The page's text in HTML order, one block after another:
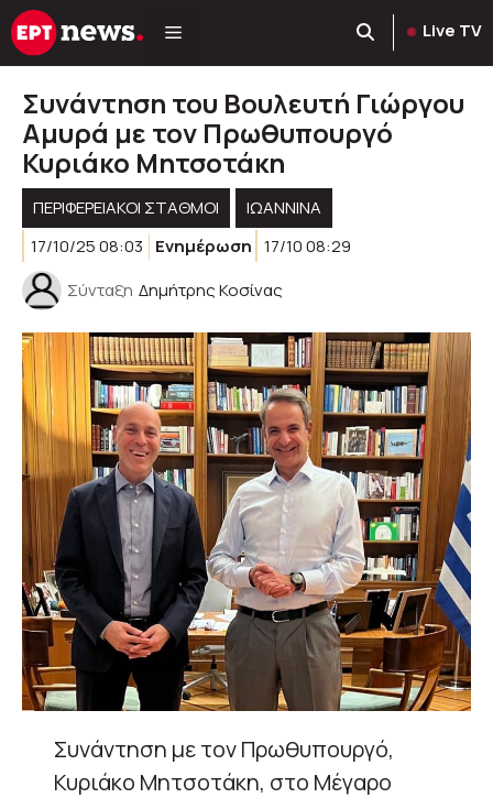
Μετάβαση
σε
Live TV
Συνάντηση του Βουλευτή Γιώργου
Αμυρά με τον Πρωθυπουργό
Κυριάκο Μητσοτάκη
ΠΕΡΙΦΕΡΕΙΑΚΟΊ ΣΤΑΘΜΟΊ
ΙΩΑΝΝΙΝΑ
17/10/25 08:03
Ενημέρωση 17/10 08:29
Σύνταξη Δημήτρης Κοσίνας
Συνάντηση με τον Πρωθυπουργό,
Κυριάκο Μητσοτάκη, στο Μέγαρο